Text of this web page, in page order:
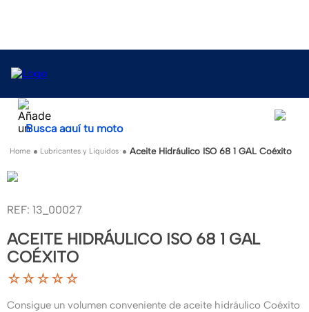
Busca aquí tu moto
Lubricantes y Liquidos Aceite Hidráulico ISO 68 1 GAL Coéxito
: 13_00027
ACEITE HIDRÁULICO ISO 68 1 GAL
COÉXITO
☆
☆
☆
☆
☆
Consigue un volumen conveniente de aceite hidráulico Coéxito